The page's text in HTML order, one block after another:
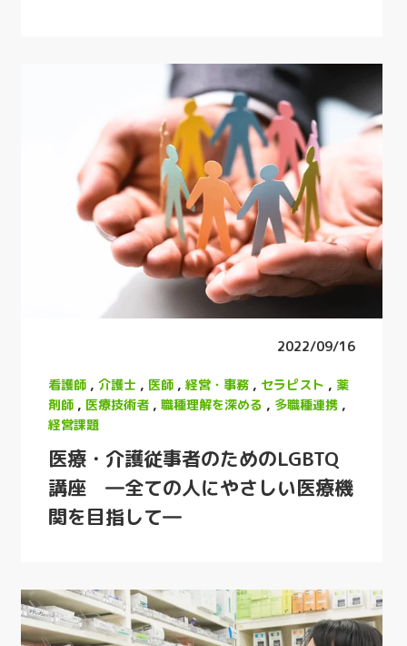
2022/09/16
看護師 , 介護士 , 医師 , 経営・事務 , セラピスト , 薬
剤師 , 医療技術者 , 職種理解を深める , 多職種連携 ,
経営課題
医療・介護従事者のためのLGBTQ
講座 ―全ての人にやさしい医療機
関を目指して―